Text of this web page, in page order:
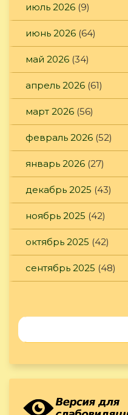
июль 2026 (9)
июнь 2026 (64)
май 2026 (34)
апрель 2026 (61)
март 2026 (56)
февраль 2026 (52)
январь 2026 (27)
декабрь 2025 (43)
ноябрь 2025 (42)
октябрь 2025 (42)
сентябрь 2025 (48)